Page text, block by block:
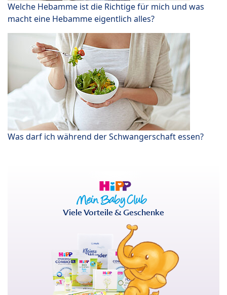
Welche Hebamme ist die Richtige für mich und was
macht eine Hebamme eigentlich alles?
Was darf ich während der Schwangerschaft essen?
Viele Vorteile & Geschenke